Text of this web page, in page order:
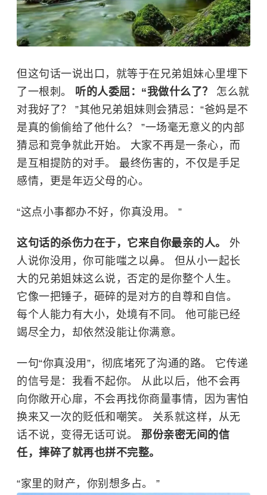
但这句话一说出口，就等于在兄弟姐妹心里埋下
了一根刺。 听的人委屈：“我做什么了？ 怎么就
对我好了？ ”其他兄弟姐妹则会猜忌：“爸妈是不
是真的偷偷给了他什么？ ”一场毫无意义的内部
猜忌和竞争就此开始。 大家不再是一条心，而
是互相提防的对手。 最终伤害的，不仅是手足
感情，更是年迈父母的心。
“这点小事都办不好，你真没用。 ”
这句话的杀伤力在于，它来自你最亲的人。 外
人说你没用，你可能嗤之以鼻。 但从小一起长
大的兄弟姐妹这么说，否定的是你整个人生。
它像一把锤子，砸碎的是对方的自尊和自信。
每个人能力有大小，处境有不同。 他可能已经
竭尽全力，却依然没能让你满意。
一句“你真没用”，彻底堵死了沟通的路。 它传递
的信号是：我看不起你。 从此以后，他不会再
向你敞开心扉，不会再找你商量事情，因为害怕
换来又一次的贬低和嘲笑。 关系就这样，从无
话不说，变得无话可说。 那份亲密无间的信
任，摔碎了就再也拼不完整。
“家里的财产，你别想多占。 ”